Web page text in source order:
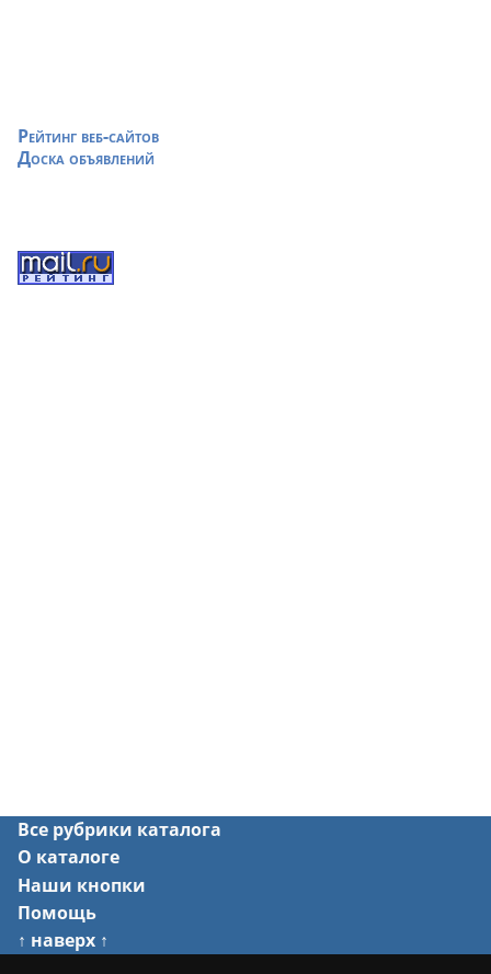
Рейтинг веб-сайтов
Доска объявлений
Все рубрики каталога
О каталоге
Наши кнопки
Помощь
↑ наверх ↑